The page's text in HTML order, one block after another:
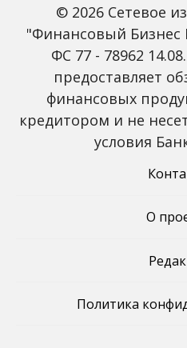
Зарплаты вырастут,
банки включат защиту
от мошенников: какие
новые законы ждут
россиян с октября
© 2026 Сетевое
"Финансовый
ФС 77 - 78962
предоставляет
финансовых
кредитором и не
условия
О
Политика